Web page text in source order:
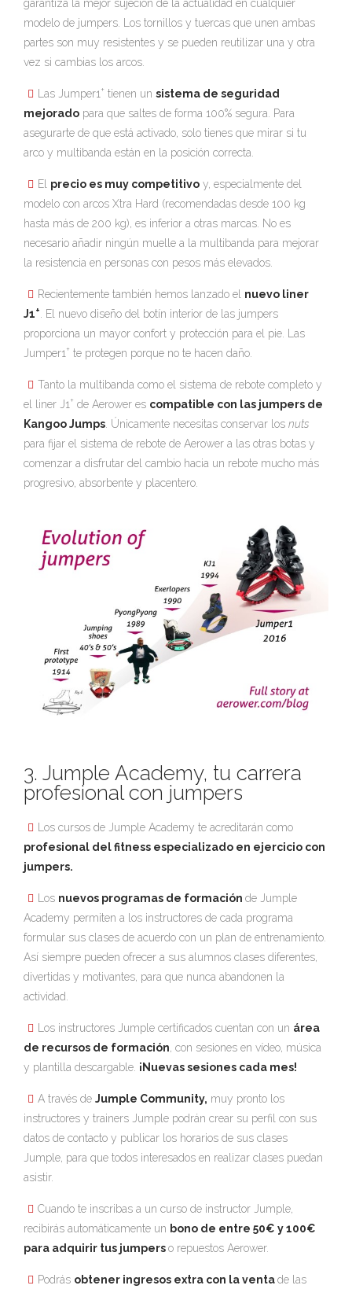
garantiza la mejor sujeción de la actualidad en cualquier
modelo de jumpers. Los tornillos y tuercas que unen ambas
partes son muy resistentes y se pueden reutilizar una y otra
vez si cambias los arcos.
Las Jumper1 + tienen un sistema de seguridad
mejorado para que saltes de forma 100% segura. Para
asegurarte de que está activado, solo tienes que mirar si tu
arco y multibanda están en la posición correcta.
El precio es muy competitivo y, especialmente del
modelo con arcos Xtra Hard (recomendadas desde 100 kg
hasta más de 200 kg), es inferior a otras marcas. No es
necesario añadir ningún muelle a la multibanda para mejorar
la resistencia en personas con pesos más elevados.
Recientemente también hemos lanzado el nuevo liner
J1+
. El nuevo diseño del botín interior de las jumpers
proporciona un mayor confort y protección para el pie. Las
Jumper1 + te protegen porque no te hacen daño.
Tanto la multibanda como el sistema de rebote completo y
el liner J1 + de Aerower es compatible con las jumpers de
Kangoo Jumps . Únicamente necesitas conservar los nuts
para fijar el sistema de rebote de Aerower a las otras botas y
comenzar a disfrutar del cambio hacia un rebote mucho más
progresivo, absorbente y placentero.
3. Jumple Academy, tu carrera
profesional con jumpers
Los cursos de Jumple Academy te acreditarán como
profesional del fitness especializado en ejercicio con
jumpers.
Los nuevos programas de formación de Jumple
Academy permiten a los instructores de cada programa
formular sus clases de acuerdo con un plan de entrenamiento.
Así siempre pueden ofrecer a sus alumnos clases diferentes,
divertidas y motivantes, para que nunca abandonen la
actividad.
Los instructores Jumple certificados cuentan con un área
de recursos de formación , con sesiones en vídeo, música
y plantilla descargable. ¡Nuevas sesiones cada mes!
A través de Jumple Community, muy pronto los
instructores y trainers Jumple podrán crear su perfil con sus
datos de contacto y publicar los horarios de sus clases
Jumple, para que todos interesados en realizar clases puedan
asistir.
Cuando te inscribas a un curso de instructor Jumple,
recibirás automáticamente un bono de entre 50€ y 100€
para adquirir tus jumperso repuestos Aerower.
Podrás obtener ingresos extra con la ventade las